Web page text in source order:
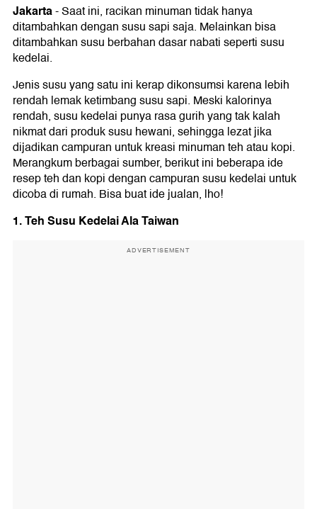
Jakarta-Saat ini, racikan minuman tidak hanya
ditambahkan dengan susu sapi saja. Melainkan bisa
ditambahkan susu berbahan dasar nabati seperti susu
kedelai.
Jenis susu yang satu ini kerap dikonsumsi karena lebih
rendah lemak ketimbang susu sapi. Meski kalorinya
rendah, susu kedelai punya rasa gurih yang tak kalah
nikmat dari produk susu hewani, sehingga lezat jika
dijadikan campuran untuk kreasi minuman teh atau kopi.
Merangkum berbagai sumber, berikut ini beberapa ide
resep teh dan kopi dengan campuran susu kedelai untuk
dicoba di rumah. Bisa buat ide jualan, lho!
1. Teh Susu Kedelai Ala Taiwan
ADVERTISEMENT